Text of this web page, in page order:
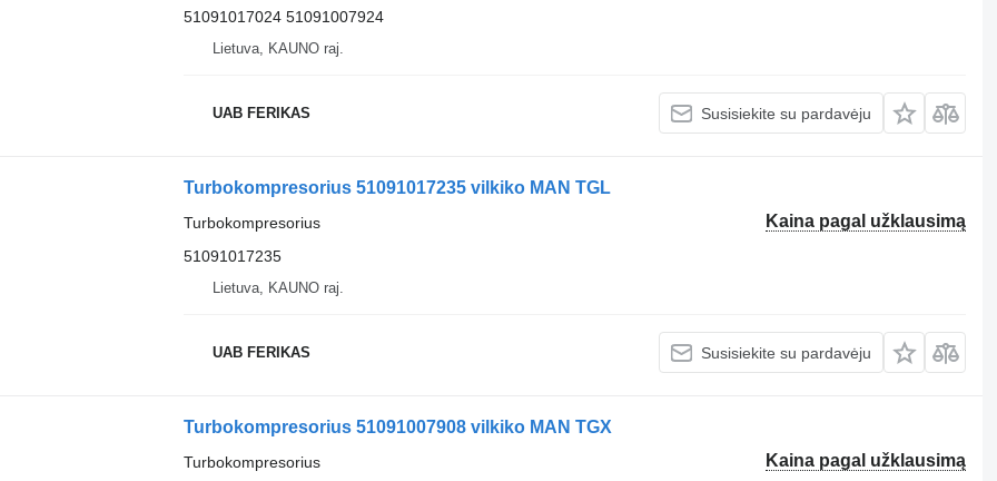
51091017024 51091007924
Lietuva, KAUNO raj.
UAB FERIKAS Susisiekite su pardavėju
Turbokompresorius 51091017235 vilkiko MAN TGL
Kaina pagal užklausimą
Turbokompresorius
51091017235
Lietuva, KAUNO raj.
UAB FERIKAS Susisiekite su pardavėju
Turbokompresorius 51091007908 vilkiko MAN TGX
Kaina pagal užklausimą
Turbokompresorius